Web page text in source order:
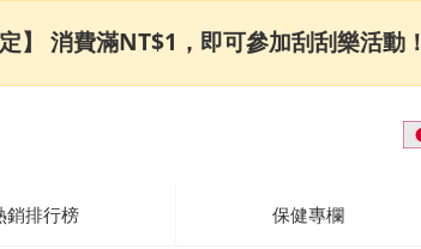
銷排行榜 保健專欄
】 消費滿NT$1，即可參加刮刮樂活動！